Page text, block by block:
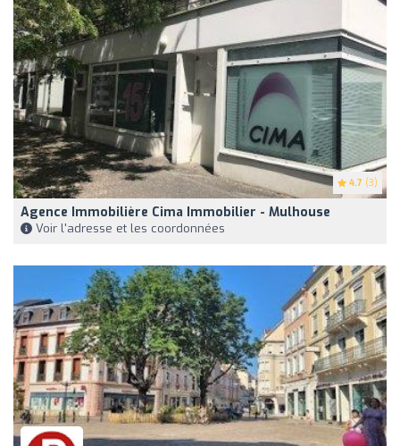
4.7 (3)
Agence Immobilière Cima Immobilier - Mulhouse
Voir l'adresse et les coordonnées